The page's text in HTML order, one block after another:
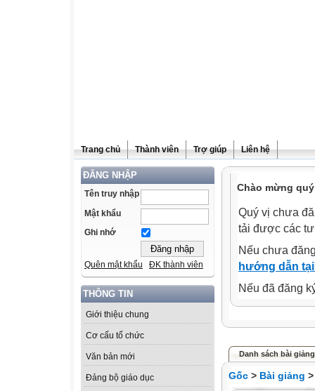
Trang chủ Thành viên Trợ giúp Liên hệ
ĐĂNG NHẬP
Tên truy nhập
Mật khẩu
Ghi nhớ
Quên mật khẩu ĐK thành viên
THÔNG TIN
Giới thiệu chung
Cơ cấu tổ chức
Văn bản mới
Đảng bộ giáo dục
Chào mừng
Quý vị chưa
tải được các
Nếu chưa
hướng dẫn
Nếu đã đăng
Danh sách bài
Gốc > Bài giảng